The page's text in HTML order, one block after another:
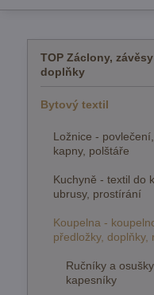
TOP Záclony,
doplňky
Bytový textil
Ložnice -
kapny, polštáře
Kuchyně - textil do
ubrusy, prostírání
Koupelna -
předložky, doplňky,
Ručníky a
kapesníky